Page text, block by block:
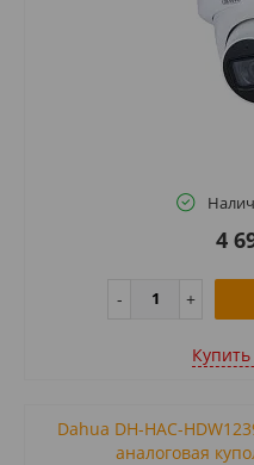
4
Dahua DH-HAC-
аналоговая